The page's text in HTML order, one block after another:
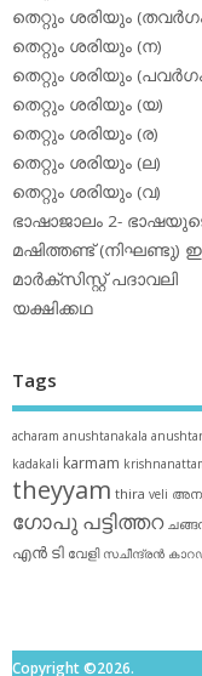
തെറ്റും ശരിയും
തെറ്റും ശരിയും (ന)
തെറ്റും ശരിയും
തെറ്റും ശരിയും (യ)
തെറ്റും ശരിയും (ര)
തെറ്റും ശരിയും (ല)
തെറ്റും ശരിയും (വ)
ഭാഷാജാലം 2-
മഷിത്തണ്ട് (നിഘണ്ടു)
മാര്‍ക്‌സിസ്റ്റ് പദാവലി
യക്ഷിക്കഥ
Tags
acharam anushtanakala
kadakali karmam
theyyam thira veli
ഗോപു പട്ടിത്തറ
എൻ ടി വേളി സചീന്ദ്രന്‍
Copyright ©2026.